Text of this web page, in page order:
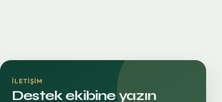
İLETIŞIM
Destek ekibine yazın